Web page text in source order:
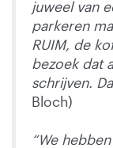
juweel van
parkeren
RUIM, de
bezoek dat
schrijven.
Bloch)
“We